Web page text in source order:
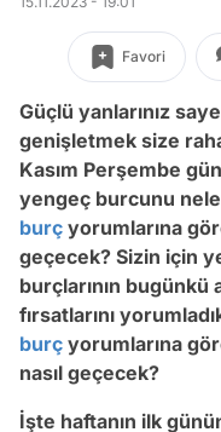
Favori
Güçlü yanlarınız
genişletmek size
Kasım Perşembe
yengeç burcunu
burç yorumlarına
geçecek? Sizin için
burçlarının bugünkü
fırsatlarını
burç yorumlarına
nasıl geçecek?
İşte haftanın ilk